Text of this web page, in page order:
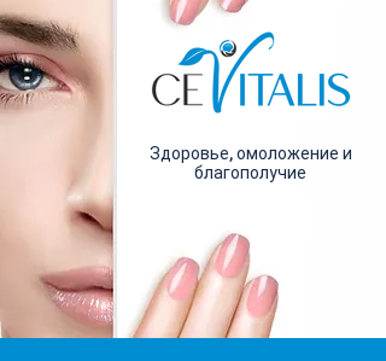
Здоровье, омоложение и
благополучие